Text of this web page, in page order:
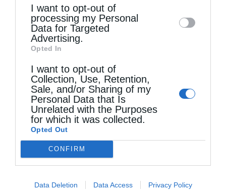
disclose it to other third parties.
I want to opt-out of
processing my Personal
Data for Targeted
Advertising.
Opted In
I want to opt-out of
Collection, Use, Retention,
Sale, and/or Sharing of my
Personal Data that Is
Unrelated with the Purposes
for which it was collected.
Opted Out
CONFIRM
Data Deletion Data Access Privacy Policy